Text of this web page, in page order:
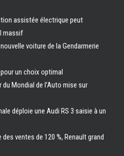
assistée électrique peut
massif
voiture de la Gendarmerie
un choix optimal
Mondial de l’Auto mise sur
déploie une Audi RS 3 saisie à un
ventes de 120 %, Renault grand